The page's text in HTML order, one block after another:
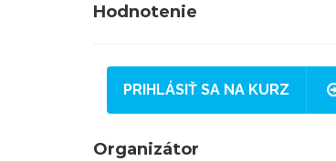
Hodnotenie
PRIHLÁSIŤ SA NA KURZ
Organizátor